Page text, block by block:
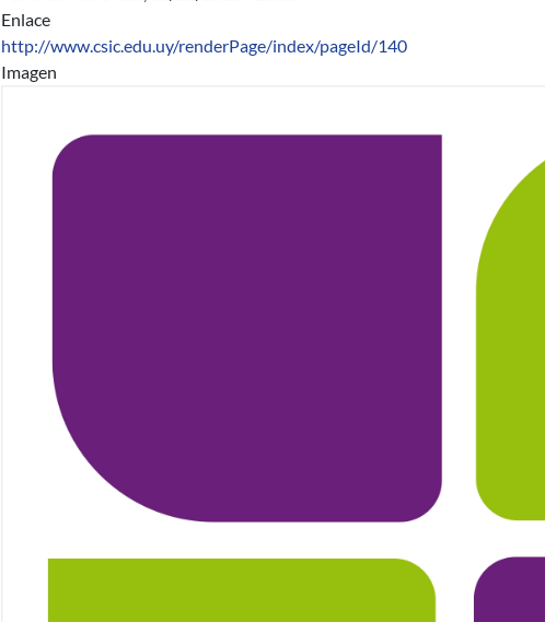
Enlace
http://www.csic.edu.uy/renderPage/index/pageId/140
Imagen